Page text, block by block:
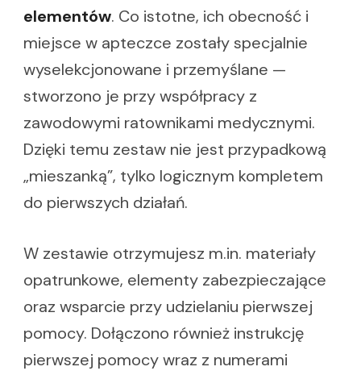
elementów. Co istotne, ich obecność i
miejsce w apteczce zostały specjalnie
wyselekcjonowane i przemyślane —
stworzono je przy współpracy z
zawodowymi ratownikami medycznymi.
Dzięki temu zestaw nie jest przypadkową
„mieszanką”, tylko logicznym kompletem
do pierwszych działań.
W zestawie otrzymujesz m.in. materiały
opatrunkowe, elementy zabezpieczające
oraz wsparcie przy udzielaniu pierwszej
pomocy. Dołączono również instrukcję
pierwszej pomocy wraz z numerami